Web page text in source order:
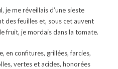
je me réveillais d’une sieste
des feuilles et, sous cet auvent
fruit, je mordais dans la tomate.
en confitures, grillées, farcies,
vertes et acides, honorées